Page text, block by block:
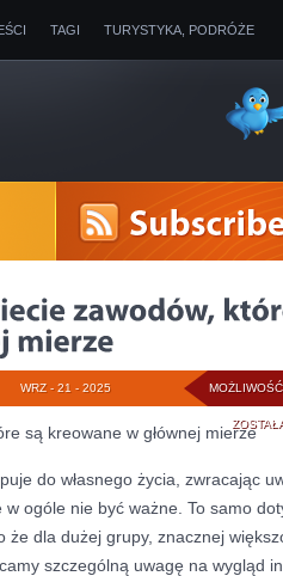
TAGI TURYSTYKA, PODRÓŻE
WRZ - 21 - 2025
są kreowane w głównej mierze
do własnego życia, zwracając
ogóle nie być ważne. To samo
dla dużej grupy, znacznej
szczególną uwagę na wygląd